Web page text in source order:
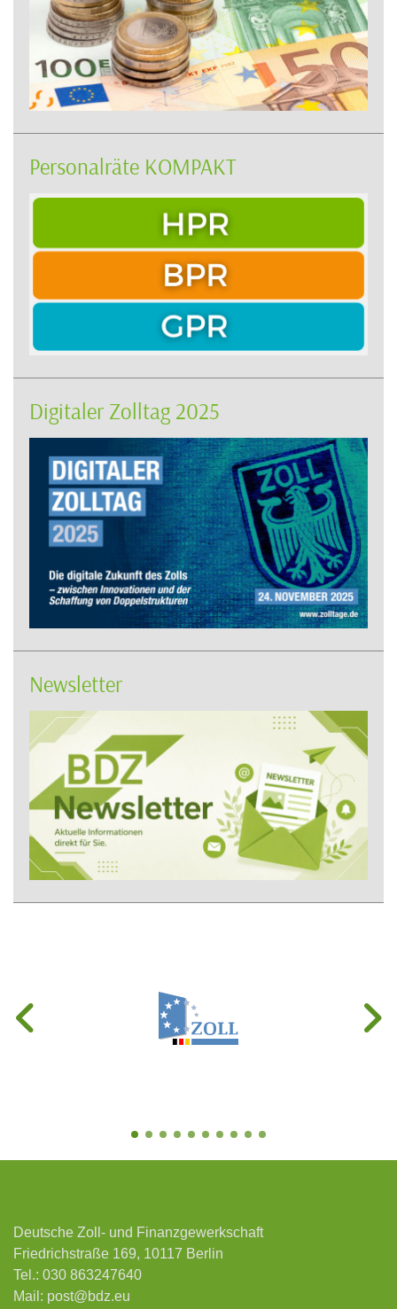
Personalräte KOMPAKT
Digitaler Zolltag 2025
Newsletter
Deutsche Zoll- und Finanzgewerkschaft
Friedrichstraße 169, 10117 Berlin
Tel.: 030 863247640
Mail: post@bdz.eu